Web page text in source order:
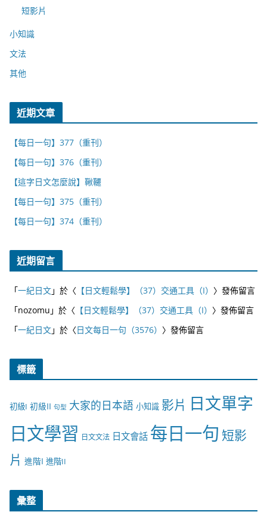
短影片
小知識
文法
其他
近期文章
【每日一句】377（重刊）
【每日一句】376（重刊）
【這字日文怎麼說】鞦韆
【每日一句】375（重刊）
【每日一句】374（重刊）
近期留言
「一紀日文」於〈 【日文輕鬆學】（37）交通工具（I） 〉發佈留言
「nozomu 」於〈 【日文輕鬆學】（37）交通工具（I） 〉發佈留言
「一紀日文」於〈日文每日一句（3576） 〉發佈留言
標籤
初級I 初級II 句型 大家的日本語 小知識 影片 日文單字
日文學習 日文文法 日文會話 每日一句 短影
片 進階I 進階II
彙整